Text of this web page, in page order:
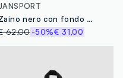
Zaino nero con fondo marrone e tasche esterne
62,00 -50%€ 31,00